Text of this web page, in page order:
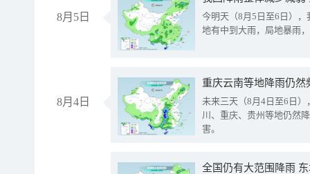
8月5日
今明天（8月5日至6日）
地有中到大雨，局地暴雨
8月4日
重庆云南等地降雨仍然
未来三天（8月4日至6日
川、重庆、贵州等地仍然
害。
全国仍有大范围降雨